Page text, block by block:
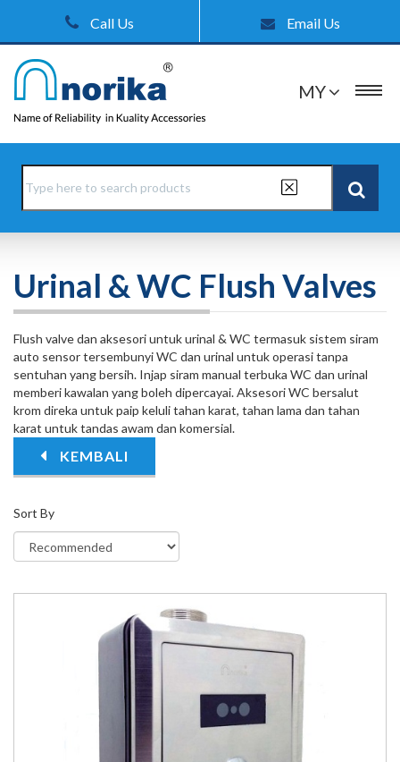
Call Us Email Us
MY
Urinal & WC Flush Valves
Flush valve dan aksesori untuk urinal & WC termasuk sistem siram
auto sensor tersembunyi WC dan urinal untuk operasi tanpa
sentuhan yang bersih. Injap siram manual terbuka WC dan urinal
memberi kawalan yang boleh dipercayai. Aksesori WC bersalut
krom direka untuk paip keluli tahan karat, tahan lama dan tahan
karat untuk tandas awam dan komersial.
KEMBALI
Sort By